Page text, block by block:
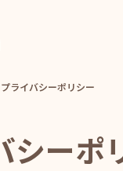
プライバシーポリシー
シーポ